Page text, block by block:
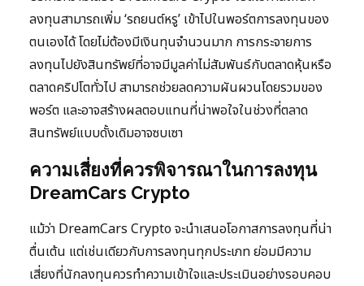
ลงทุนสามารถเพิ่ม ‘รถยนต์หรู’ เข้าไปในพอร์ตการลงทุนของ
ตนเองได้ โดยไม่ต้องมีเงินทุนจำนวนมาก การกระจายการ
ลงทุนไปยังสินทรัพย์ที่อาจมีมูลค่าไม่สัมพันธ์กับตลาดหุ้นหรือ
ตลาดคริปโตทั่วไป สามารถช่วยลดความผันผวนโดยรวมของ
พอร์ต และอาจสร้างผลตอบแทนที่น่าพอใจในช่วงที่ตลาด
สินทรัพย์แบบดั้งเดิมอาจซบเซา
ความเสี่ยงที่ควรพิจารณาในการลงทุน
DreamCars Crypto
แม้ว่า DreamCars Crypto จะนำเสนอโอกาสการลงทุนที่น่า
ตื่นเต้น แต่เช่นเดียวกับการลงทุนทุกประเภท ย่อมมีความ
เสี่ยงที่นักลงทุนควรทำความเข้าใจและประเมินอย่างรอบคอบ